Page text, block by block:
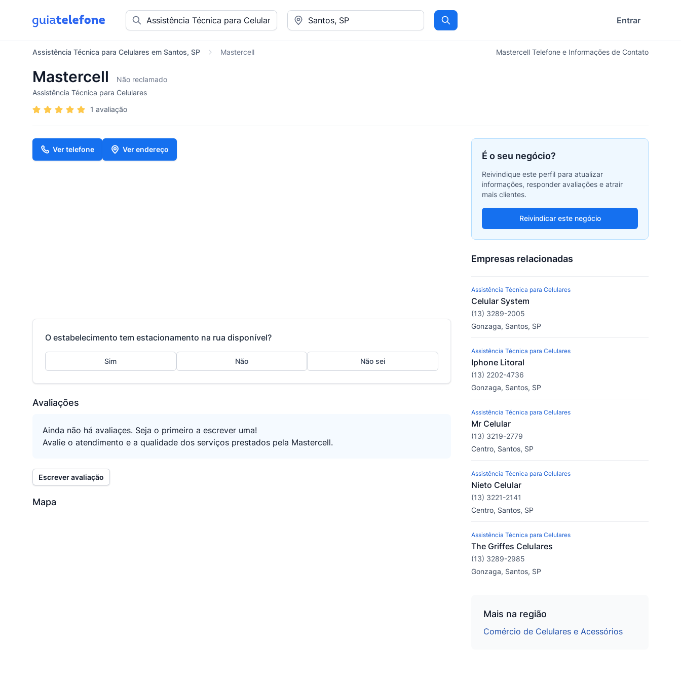
Procurar Entrar
Assistência Técnica para Celulares em Santos, SP Mastercell Mastercell Telefone e Informações de Contato
Mastercell
Não reclamado
Assistência Técnica para Celulares
1 avaliação
Ver telefone Ver endereço
O estabelecimento tem estacionamento na rua disponível?
Sim Não Não sei
Avaliações
Ainda não há avaliaçes. Seja o primeiro a escrever uma!
Avalie o atendimento e a qualidade dos serviços prestados pela Mastercell.
Escrever avaliação
Mapa
É o seu negócio?
Reivindique este perfil para atualizar
informações, responder avaliações e atrair
mais clientes.
Reivindicar este negócio
Empresas relacionadas
Assistência Técnica para Celulares
Celular System
(13) 3289-2005
Gonzaga, Santos, SP
Assistência Técnica para Celulares
Iphone Litoral
(13) 2202-4736
Gonzaga, Santos, SP
Assistência Técnica para Celulares
Mr Celular
(13) 3219-2779
Centro, Santos, SP
Assistência Técnica para Celulares
Nieto Celular
(13) 3221-2141
Centro, Santos, SP
Assistência Técnica para Celulares
The Griffes Celulares
(13) 3289-2985
Gonzaga, Santos, SP
Mais na região
Comércio de Celulares e Acessórios